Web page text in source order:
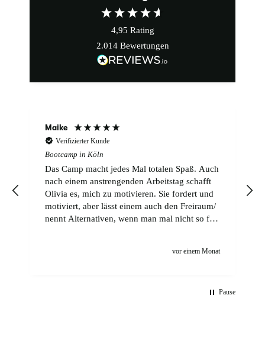
4,95 Rating
2.014 Bewertungen
Maike
Verifizierter Kunde
Bootcamp in Köln
Das Camp macht jedes Mal totalen Spaß. Auch
nach einem anstrengenden Arbeitstag schafft
Olivia es, mich zu motivieren. Sie fordert und
motiviert, aber lässt einem auch den Freiraum/
nennt Alternativen, wenn man mal nicht so fit
vor einem Monat
Pause